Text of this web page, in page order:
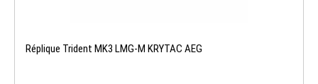
Réplique Trident MK3 LMG-M KRYTAC AEG